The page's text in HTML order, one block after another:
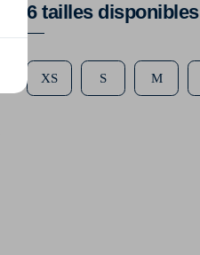
6 tailles disponibles
XS S M